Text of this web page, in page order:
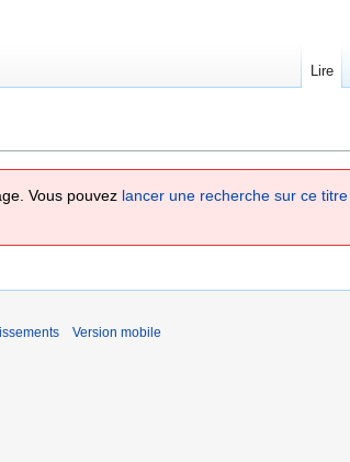
Vous pouvez lancer une recherche sur ce titre
Lire
Version mobile